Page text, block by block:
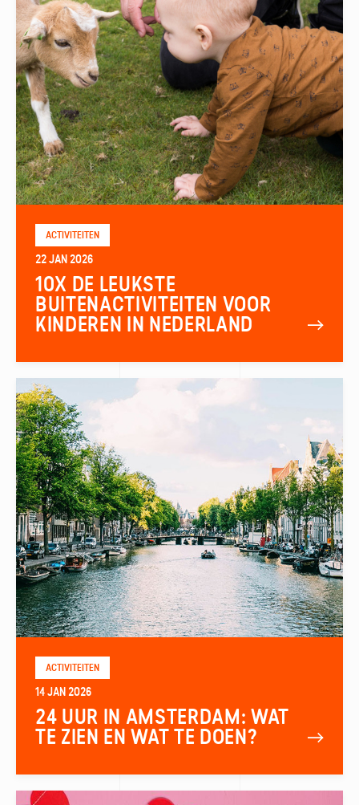
ACTIVITEITEN
22 JAN 2026
10X DE LEUKSTE
BUITENACTIVITEITEN VOOR
KINDEREN IN NEDERLAND
ACTIVITEITEN
14 JAN 2026
24 UUR IN AMSTERDAM: WAT
TE ZIEN EN WAT TE DOEN?